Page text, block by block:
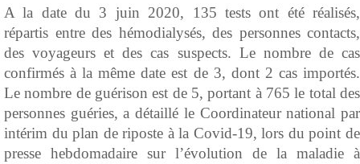
A la date du 3 juin 2020, 135 tests ont été réalisés,
répartis entre des hémodialysés, des personnes contacts,
des voyageurs et des cas suspects. Le nombre de cas
confirmés à la même date est de 3, dont 2 cas importés.
Le nombre de guérison est de 5, portant à 765 le total des
personnes guéries, a détaillé le Coordinateur national par
intérim du plan de riposte à la Covid-19, lors du point de
presse hebdomadaire sur l’évolution de la maladie à